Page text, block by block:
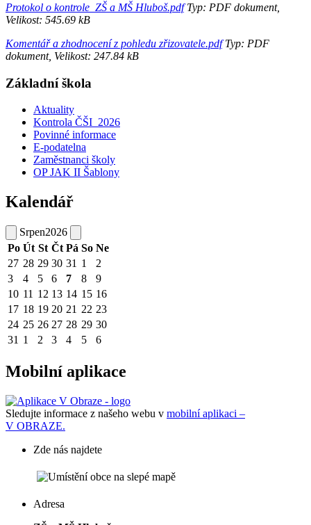
Protokol o kontrole_ZŠ a MŠ Hluboš.pdfTyp: PDF dokument,
Velikost: 545.69 kB
Komentář a zhodnocení z pohledu zřizovatele.pdfTyp: PDF
dokument, Velikost: 247.84 kB
Základní škola
Aktuality
Kontrola ČŠI_2026
Povinné informace
E-podatelna
Zaměstnanci školy
OP JAK II Šablony
Kalendář
Srpen2026
Po Út St Čt Pá So Ne
27 28 29 30 31 1
2
3
4 5 6 7 8
9
10 11 12 13 14 15 16
17 18 19 20 21 22 23
24 25 26 27 28 29 30
31 1 2 3 4 5 6
Mobilní aplikace
Sledujte informace z našeho webu v mobilní aplikaci –
V OBRAZE.
Zde nás najdete
Adresa